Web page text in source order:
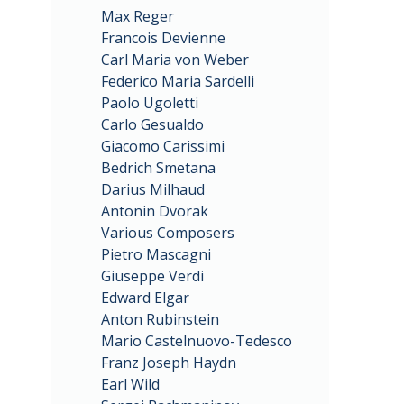
Max Reger
Francois Devienne
Carl Maria von Weber
Federico Maria Sardelli
Paolo Ugoletti
Carlo Gesualdo
Giacomo Carissimi
Bedrich Smetana
Darius Milhaud
Antonin Dvorak
Various Composers
Pietro Mascagni
Giuseppe Verdi
Edward Elgar
Anton Rubinstein
Mario Castelnuovo-Tedesco
Franz Joseph Haydn
Earl Wild